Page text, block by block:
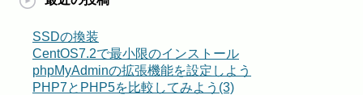
SSDの換装
CentOS7.2で最小限のインストール
phpMyAdminの拡張機能を設定しよう
PHP7とPHP5を比較してみよう(3)